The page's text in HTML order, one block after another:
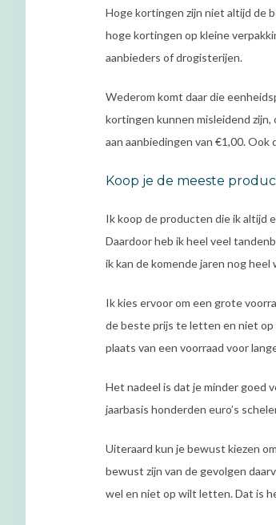
Hoge kortingen zijn niet altijd de
hoge kortingen op kleine
aanbieders of drogisterijen.
Wederom komt daar die
kortingen kunnen misleidend zijn,
aan aanbiedingen van €1,00. Ook
Koop je de meeste
Ik koop de producten die ik altijd
Daardoor heb ik heel veel
ik kan de komende jaren nog
Ik kies ervoor om een grote
de beste prijs te letten en niet op
plaats van een voorraad voor
Het nadeel is dat je minder goed
jaarbasis honderden euro’s
Uiteraard kun je bewust kiezen
bewust zijn van de gevolgen
wel en niet op wilt letten. Dat is